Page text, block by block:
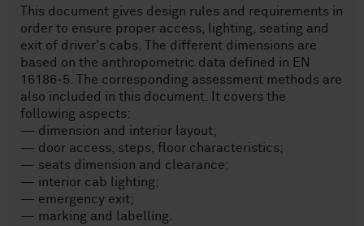
This document gives design rules and requirements in
order to ensure proper access, lighting, seating and
exit of driver's cabs. The different dimensions are
based on the anthropometric data defined in EN
16186-5. The corresponding assessment methods are
also included in this document. It covers the
following aspects:
— dimension and interior layout;
— door access, steps, floor characteristics;
— seats dimension and clearance;
— interior cab lighting;
— emergency exit;
— marking and labelling.